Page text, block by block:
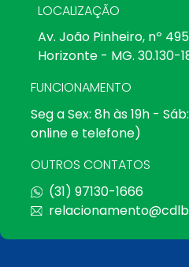
LOCALIZAÇÃO
Av. João Pinheiro, nº
Horizonte - MG. 30.130-
FUNCIONAMENTO
Seg a Sex: 8h às 19h -
online e telefone)
OUTROS CONTATOS
(31) 97130-1666